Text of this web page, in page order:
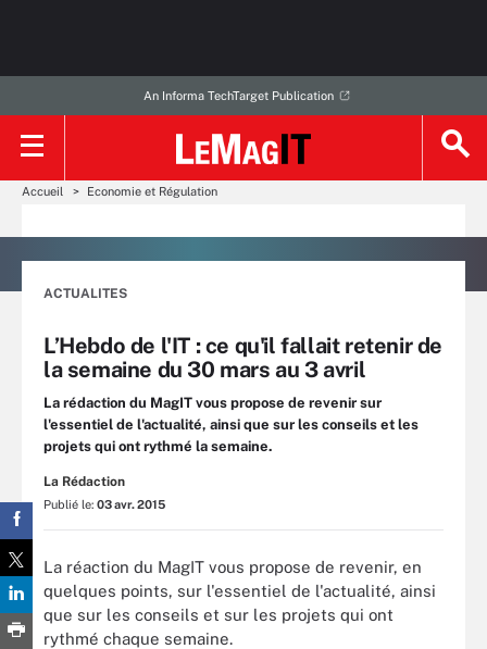
An Informa TechTarget Publication
Accueil Economie et Régulation
ACTUALITES
L’Hebdo de l'IT : ce qu'il fallait retenir de
la semaine du 30 mars au 3 avril
La rédaction du MagIT vous propose de revenir sur
l'essentiel de l'actualité, ainsi que sur les conseils et les
projets qui ont rythmé la semaine.
La Rédaction
Publié le: 03 avr. 2015
La réaction du MagIT vous propose de revenir, en
quelques points, sur l'essentiel de l'actualité, ainsi
que sur les conseils et sur les projets qui ont
rythmé chaque semaine.